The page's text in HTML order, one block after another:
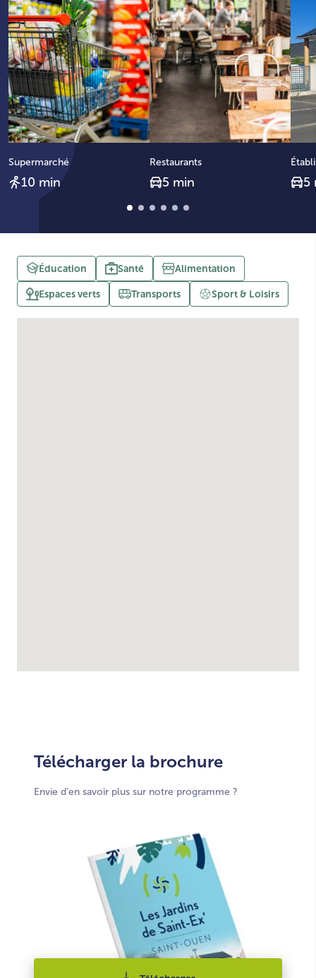
Supermarché
10 min
Restaurants
5 min 5
Éducation Santé Alimentation
Espaces verts Transports Sport & Loisirs
Télécharger la brochure
Envie d’en savoir plus sur notre programme ?